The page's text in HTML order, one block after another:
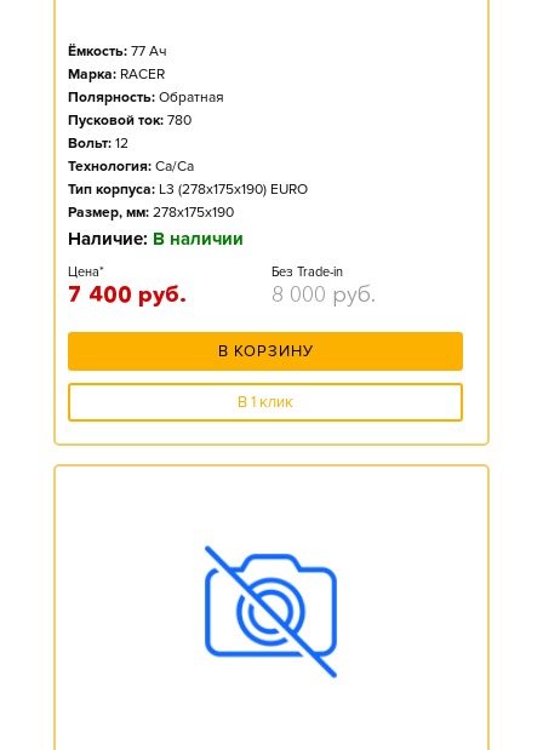
Ёмкость: 77 Ач
Марка: RACER
Полярность: Обратная
Пусковой ток: 780
Вольт: 12
Технология: Ca/Ca
Тип корпуса: L3 (278x175x190) EURO
Размер, мм: 278x175x190
Наличие: В наличии
Цена*
7 400 руб.
Без Trade-in
8 000 руб.
В КОРЗИНУ
В 1 клик